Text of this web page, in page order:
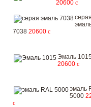
20600 c
серая
7038 20600 c
Эмаль 1015
20600 c
эмаль
5000
c